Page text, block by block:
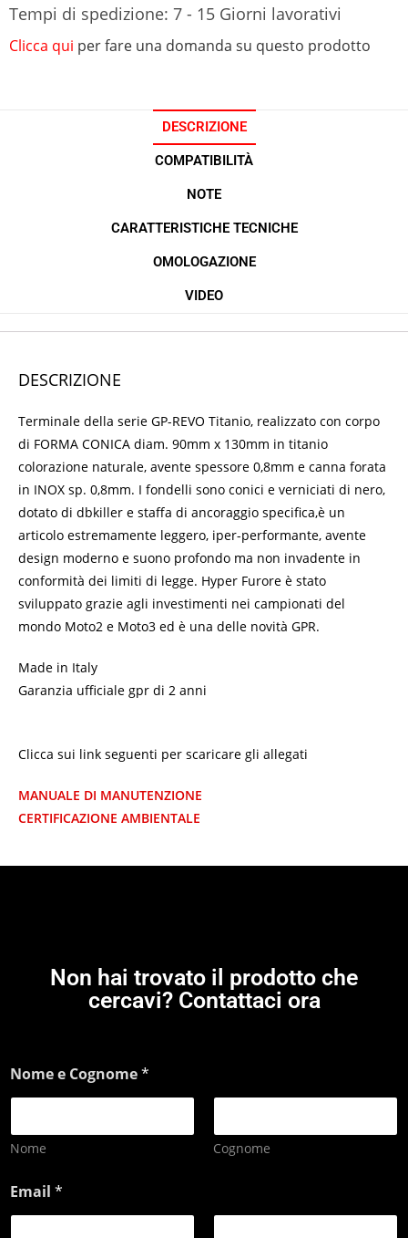
Tempi di spedizione: 7 - 15 Giorni lavorativi
Clicca qui per fare una domanda su questo prodotto
DESCRIZIONE
COMPATIBILITÀ
NOTE
CARATTERISTICHE TECNICHE
OMOLOGAZIONE
VIDEO
DESCRIZIONE
Terminale della serie GP-REVO Titanio, realizzato con corpo
di FORMA CONICA diam. 90mm x 130mm in titanio
colorazione naturale, avente spessore 0,8mm e canna forata
in INOX sp. 0,8mm. I fondelli sono conici e verniciati di nero,
dotato di dbkiller e staffa di ancoraggio specifica,è un
articolo estremamente leggero, iper-performante, avente
design moderno e suono profondo ma non invadente in
conformità dei limiti di legge. Hyper Furore è stato
sviluppato grazie agli investimenti nei campionati del
mondo Moto2 e Moto3 ed è una delle novità GPR.
Made in Italy
Garanzia ufficiale gpr di 2 anni
Clicca sui link seguenti per scaricare gli allegati
MANUALE DI MANUTENZIONE
CERTIFICAZIONE AMBIENTALE
Non hai trovato il prodotto che
cercavi? Contattaci ora
Nome e Cognome*
Nome Cognome
Email *